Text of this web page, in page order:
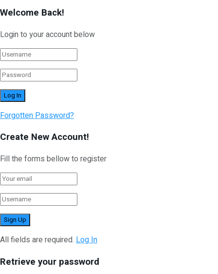
Welcome Back!
Login to your account below
Forgotten Password?
Create New Account!
Fill the forms bellow to register
All fields are required. Log In
Retrieve your password